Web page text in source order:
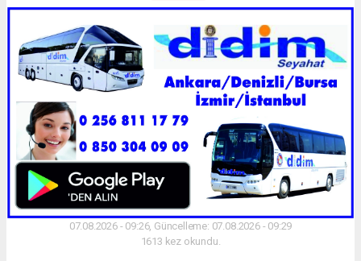
07.08.2026 - 09:26, Güncelleme: 07.08.2026 - 09:29
1613 kez okundu.